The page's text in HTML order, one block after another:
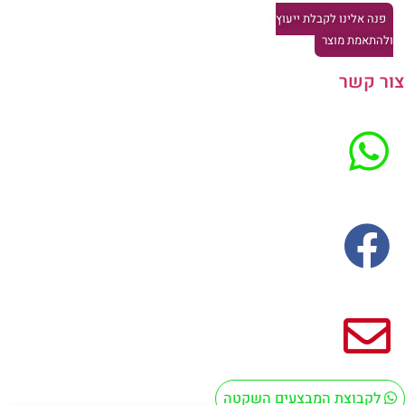
פנה אלינו לקבלת ייעוץ
מוצר
קשר
לקבוצת המבצעים השקטה